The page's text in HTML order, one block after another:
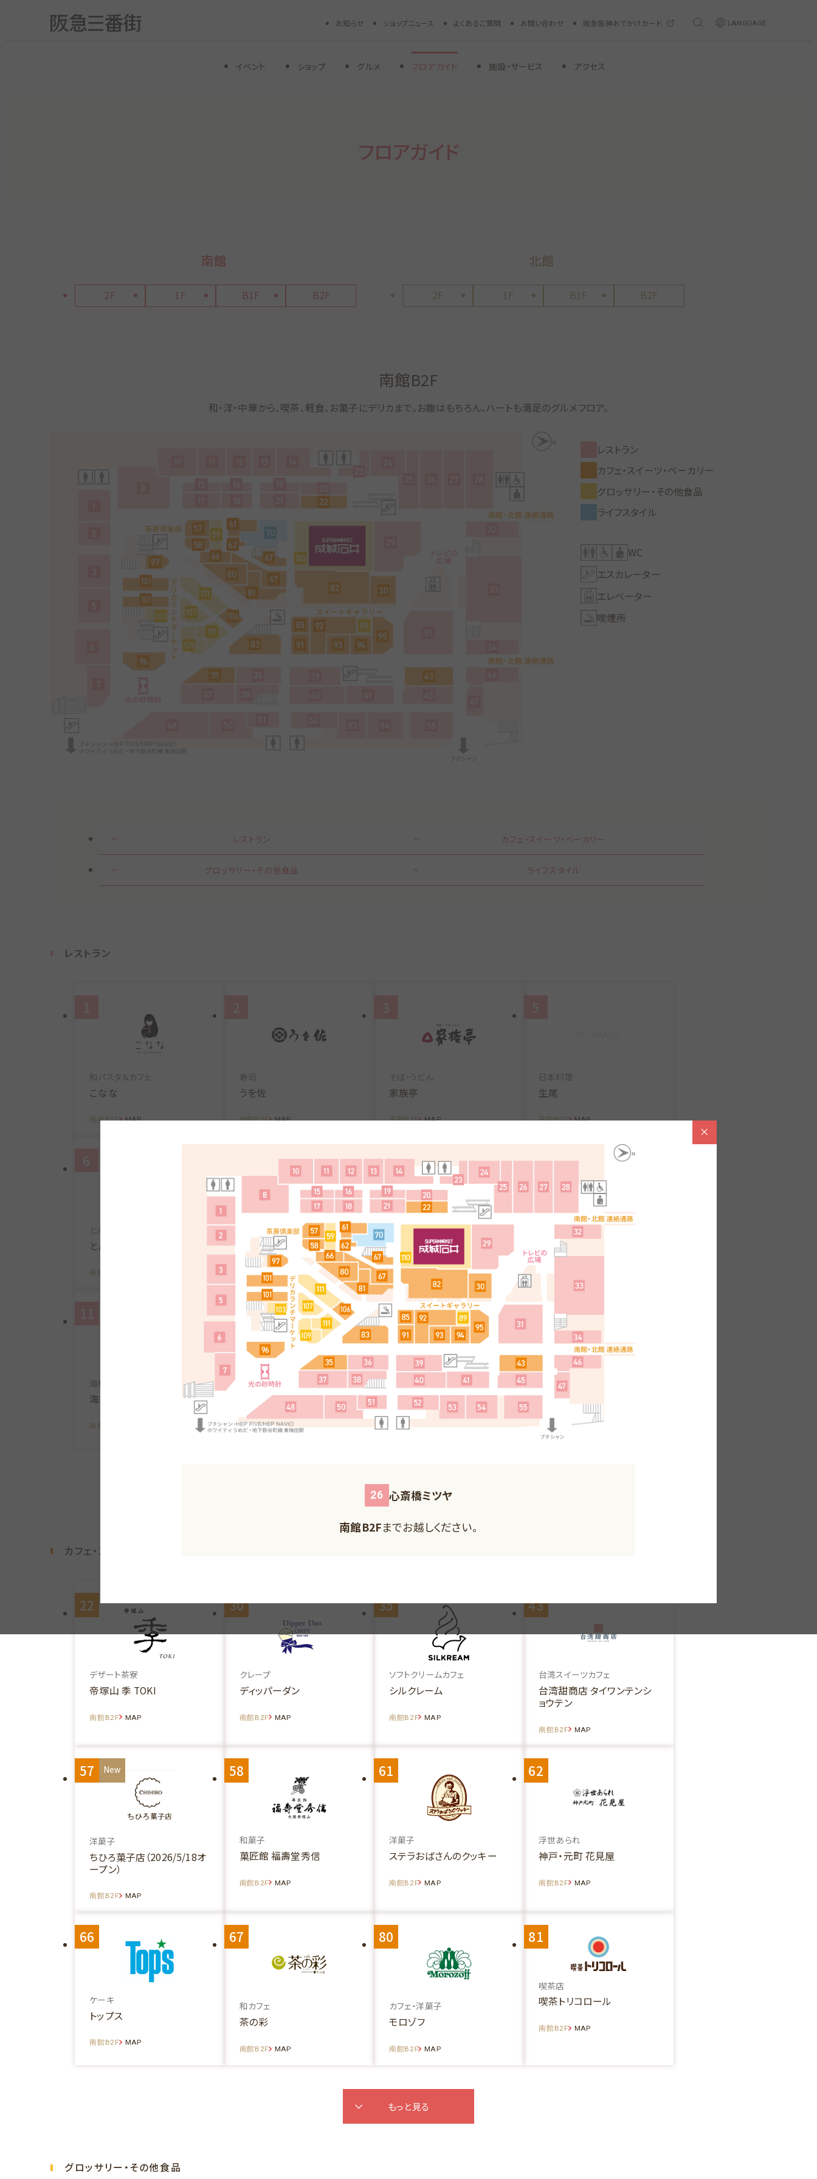
お知らせ ショップニュース よくあるご質問 お問い合わせ 阪急阪神おでかけカード LANGUAGE
イベント ショップ グルメ フロアガイド 施設・サービス アクセス
フロアガイド
南館
2F 1F B1F B2F
北館
2F 1F B1F B2F
南館B2F
和・洋・中華から、喫茶、軽食、お菓子にデリカまで。お腹はもちろん、ハートも満足のグルメフロア。
レストラン
カフェ・スイーツ・ベーカリー
グロッサリー・その他食品
ライフスタイル
WC
エスカレーター
エレベーター
喫煙所
レストラン カフェ・スイーツ・ベーカリー
グロッサリー・その他食品 ライフスタイル
レストラン
和パスタ＆カフェ
こなな
南館B2F MAP
寿司
うを佐
南館B2F MAP
そば・うどん
家族亭
南館B2F MAP
日本料理
生尾
南館B2F MAP
とんかつ専門店
とんかつKYK
南館B2F
野菜たっぷり健康ご飯
ムシベジプラス
南館B2F
8
和食ダイニング
はまぐり庵 -吉祥別邸-
MAP
10
串かつ料理
活
南館B2F
海鮮料理、居酒屋
海鮮居酒屋あいち
南館B2F
12
とんかつ
南館B2F MAP
13
うどん専門店
うどん 兎麦 うむぎ
南館B2F
焼肉
南館B2F
もっと見る
カフェ・スイーツ・ベーカリー
22
デザート茶寮
帝塚山 季 TOKI
南館B2F MAP
30
クレープ
ディッパーダン
南館B2F MAP
35
ソフトクリームカフェ
シルクレーム
南館B2F MAP
43
台湾スイーツカフェ
台湾甜商店 タイワンテンシ
ョウテン
南館B2F MAP
57
洋菓子
ちひろ菓子店（2026/5/18オ
ープン）
南館B2F MAP
58
和菓子
菓匠館 福壽堂秀信
南館B2F MAP
61
洋菓子
ステラおばさんのクッキー
南館B2F MAP
62
浮世あられ
神戸・元町 花見屋
南館B2F MAP
66
ケーキ
トップス
南館B2F MAP
67
和カフェ
茶の彩
南館B2F MAP
80
カフェ・洋菓子
モロゾフ
南館B2F MAP
81
喫茶店
喫茶トリコロール
南館B2F MAP
もっと見る
グロッサリー・その他食品
北館B2Fまでお越しください。
北館B1Fまでお越しください。
26 心斎橋ミツヤ
南館B2Fまでお越しください。